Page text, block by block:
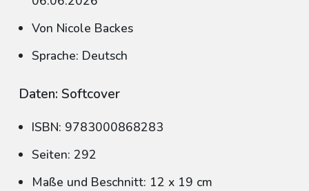
Von Nicole Backes
Sprache: Deutsch
Daten: Softcover
ISBN: 9783000868283
Seiten: 292
Maße und Beschnitt: 12 x 19 cm